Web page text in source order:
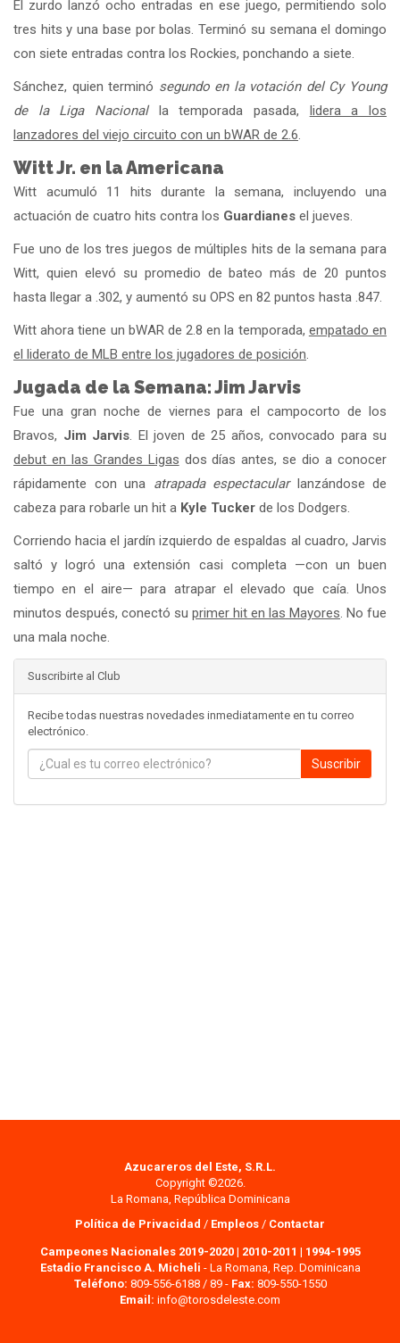
El zurdo lanzó ocho entradas en ese juego, permitiendo solo
tres hits y una base por bolas. Terminó su semana el domingo
con siete entradas contra los Rockies, ponchando a siete.
Sánchez, quien terminó segundo en la votación del Cy Young
de la Liga Nacionalla temporada pasada, lidera a los
lanzadores del viejo circuito con un bWAR de 2.6.
Witt Jr. en la Americana
Witt acumuló 11 hits durante la semana, incluyendo una
actuación de cuatro hits contra los Guardianes el jueves.
Fue uno de los tres juegos de múltiples hits de la semana para
Witt, quien elevó su promedio de bateo más de 20 puntos
hasta llegar a .302, y aumentó su OPS en 82 puntos hasta .847.
Witt ahora tiene un bWAR de 2.8 en la temporada, empatado en
el liderato de MLB entre los jugadores de posición.
Jugada de la Semana: Jim Jarvis
Fue una gran noche de viernes para el campocorto de los
Bravos, Jim Jarvis. El joven de 25 años, convocado para su
debut en las Grandes Ligas dos días antes, se dio a conocer
rápidamente con una atrapada espectacularlanzándose de
cabeza para robarle un hit a Kyle Tucker de los Dodgers.
Corriendo hacia el jardín izquierdo de espaldas al cuadro, Jarvis
saltó y logró una extensión casi completa —con un buen
tiempo en el aire— para atrapar el elevado que caía. Unos
minutos después, conectó su primer hit en las Mayores. No fue
una mala noche.
Suscribirte al Club
Recibe todas nuestras novedades inmediatamente en tu correo
electrónico.
Suscribir
Azucareros del Este, S.R.L.
Copyright ©2026.
La Romana, República Dominicana
Política de Privacidad / Empleos / Contactar
Campeones Nacionales 2019-2020| 2010-2011 | 1994-1995
Estadio Francisco A. Micheli - La Romana, Rep. Dominicana
Teléfono: 809-556-6188 / 89 - Fax: 809-550-1550
Email: info@torosdeleste.com